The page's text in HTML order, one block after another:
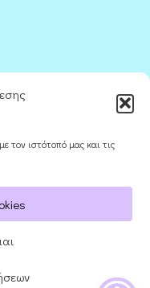
τον ιστότοπό μας και τις
μας